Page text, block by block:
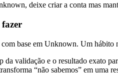
deixe criar a conta mas
fazer
base em Unknown. Um
da validação e o resultado exato
“não sabemos” em uma